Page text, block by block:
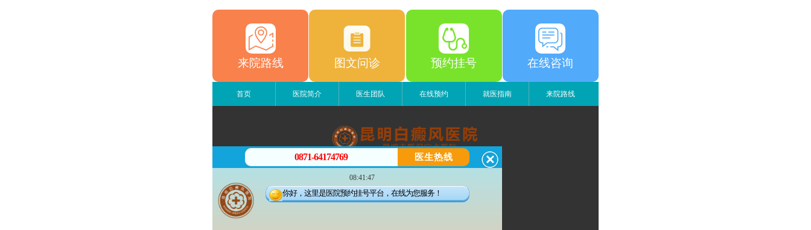
来院路线 图文问诊 预约挂号 在线咨询
首页 医院简介 医生团队 在线预约 就医指南 来院路线
昆明白癜风医院
昆明市五华区护国路2号
版权所有：昆明白癜风医院
联系电话：18206873279
0871-64174769 医生热线
08:41:47
你好，这里是医院预约挂号平台，在线为您服务！